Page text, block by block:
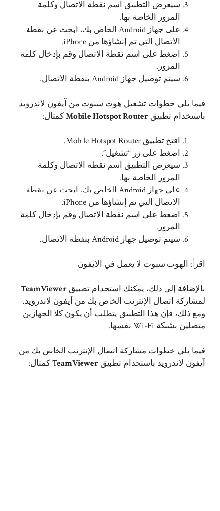
سيعرض التطبيق اسم نقطة الاتصال وكلمة
المرور الخاصة بها.
على جهاز Android الخاص بك، ابحث عن نقطة
الاتصال التي تم إنشاؤها من iPhone.
اضغط على اسم نقطة الاتصال وقم بإدخال كلمة
المرور.
سيتم توصيل جهاز Android بنقطة الاتصال.
فيما يلي خطوات تشغيل هوت سبوت من آيفون لاندرويد
باستخدام تطبيق Mobile Hotspot Routerكمثال:
افتح تطبيق Mobile Hotspot Router.
اضغط على زر “تشغيل”.
سيعرض التطبيق اسم نقطة الاتصال وكلمة
المرور الخاصة بها.
على جهاز Android الخاص بك، ابحث عن نقطة
الاتصال التي تم إنشاؤها من iPhone.
اضغط على اسم نقطة الاتصال وقم بإدخال كلمة
المرور.
سيتم توصيل جهاز Android بنقطة الاتصال.
اقرأ: الهوت سبوت لا يعمل في الايفون
بالإضافة إلى ذلك، يمكنك استخدام تطبيق TeamViewer
لمشاركة اتصال الإنترنت الخاص بك من آيفون لاندرويد.
ومع ذلك، فإن هذا التطبيق يتطلب أن يكون كلا الجهازين
متصلين بشبكة Wi-Fi نفسها.
فيما يلي خطوات مشاركة اتصال الإنترنت الخاص بك من
آيفون لاندرويد باستخدام تطبيق TeamViewerكمثال: